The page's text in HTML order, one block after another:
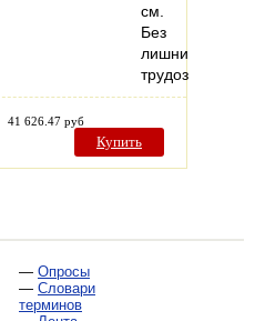
см.
Без
лишних
трудозатрат…
41 626.47 руб
Купить
— Опросы
— Словари
терминов